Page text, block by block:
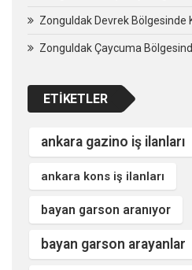
Zonguldak Devrek Bölgesinde
Zonguldak Çaycuma
ETIKETLER
ankara gazino iş ilanları
ankara kons iş ilanları
bayan garson aranıyor
bayan garson arayanlar